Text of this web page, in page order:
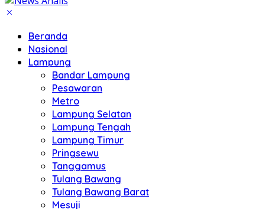
Beranda
Nasional
Lampung
Bandar Lampung
Pesawaran
Metro
Lampung Selatan
Lampung Tengah
Lampung Timur
Pringsewu
Tanggamus
Tulang Bawang
Tulang Bawang Barat
Mesuji